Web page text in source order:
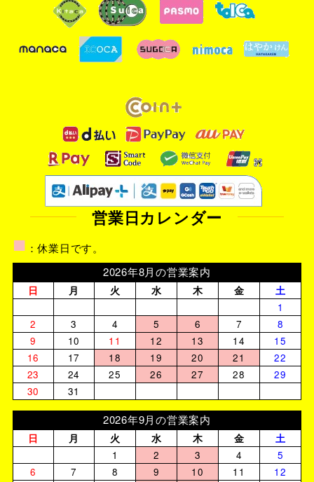
営業日カレンダー
■ ：休業日です。
2026年8月の営業案内
日 月 火 水 木 金
土
1
2
3 4 5 6 7
8
9
10 11 12 13 14
15
16
17 18 19 20 21
22
23
24 25 26 27 28
29
30
31
2026年9月の営業案内
日 月 火 水 木 金
土
1
2 3 4
5
6
7 8 9 10 11
12